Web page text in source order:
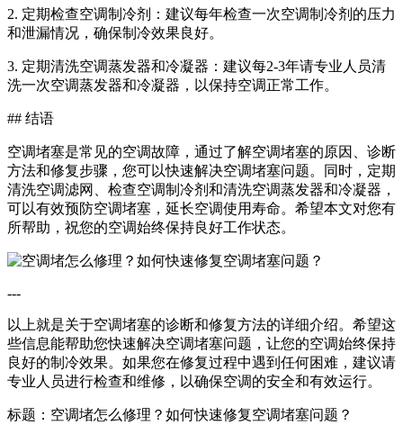
2. 定期检查空调制冷剂：建议每年检查一次空调制冷剂的压力
和泄漏情况，确保制冷效果良好。
3. 定期清洗空调蒸发器和冷凝器：建议每2-3年请专业人员清
洗一次空调蒸发器和冷凝器，以保持空调正常工作。
## 结语
空调堵塞是常见的空调故障，通过了解空调堵塞的原因、诊断
方法和修复步骤，您可以快速解决空调堵塞问题。同时，定期
清洗空调滤网、检查空调制冷剂和清洗空调蒸发器和冷凝器，
可以有效预防空调堵塞，延长空调使用寿命。希望本文对您有
所帮助，祝您的空调始终保持良好工作状态。
---
以上就是关于空调堵塞的诊断和修复方法的详细介绍。希望这
些信息能帮助您快速解决空调堵塞问题，让您的空调始终保持
良好的制冷效果。如果您在修复过程中遇到任何困难，建议请
专业人员进行检查和维修，以确保空调的安全和有效运行。
标题：空调堵怎么修理？如何快速修复空调堵塞问题？